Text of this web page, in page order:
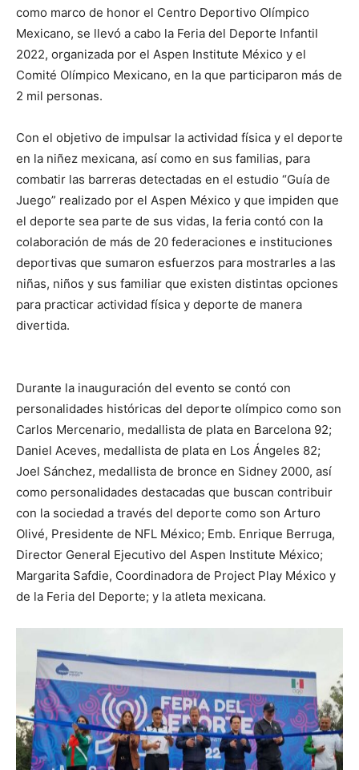
como marco de honor el Centro Deportivo Olímpico
Mexicano, se llevó a cabo la Feria del Deporte Infantil
2022, organizada por el Aspen Institute México y el
Comité Olímpico Mexicano, en la que participaron más de
2 mil personas.
Con el objetivo de impulsar la actividad física y el deporte
en la niñez mexicana, así como en sus familias, para
combatir las barreras detectadas en el estudio “Guía de
Juego” realizado por el Aspen México y que impiden que
el deporte sea parte de sus vidas, la feria contó con la
colaboración de más de 20 federaciones e instituciones
deportivas que sumaron esfuerzos para mostrarles a las
niñas, niños y sus familiar que existen distintas opciones
para practicar actividad física y deporte de manera
divertida.
Durante la inauguración del evento se contó con
personalidades históricas del deporte olímpico como son
Carlos Mercenario, medallista de plata en Barcelona 92;
Daniel Aceves, medallista de plata en Los Ángeles 82;
Joel Sánchez, medallista de bronce en Sidney 2000, así
como personalidades destacadas que buscan contribuir
con la sociedad a través del deporte como son Arturo
Olivé, Presidente de NFL México; Emb. Enrique Berruga,
Director General Ejecutivo del Aspen Institute México;
Margarita Safdie, Coordinadora de Project Play México y
de la Feria del Deporte; y la atleta mexicana.